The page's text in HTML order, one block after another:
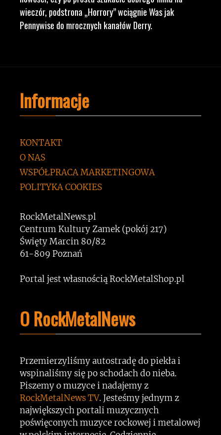
wieczór, podstrona „Horrory” wciągnie Was jak
Pennywise do mrocznych kanałów Derry.
Informacje
KONTAKT
O NAS
WSPÓŁPRACA MARKETINGOWA
POLITYKA COOKIES
RockMetalNews.pl
Centrum Kultury Zamek (pokój 217)
Święty Marcin 80/82
61-809 Poznań
Portal jest własnością RockMetalShop.pl
O RockMetalNews
Przemierzyliśmy autostradę do piekła i
wspinaliśmy się po schodach do nieba.
Piszemy o muzyce i nadajemy z
RockMetalNews TV. Jesteśmy jednym z
największych portali muzycznych
poświęconych muzyce rockowej i metalowej